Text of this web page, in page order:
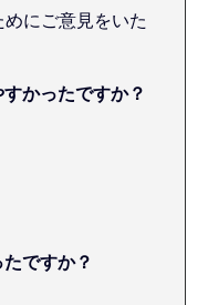
にご意見をいた
かったですか？
ですか？